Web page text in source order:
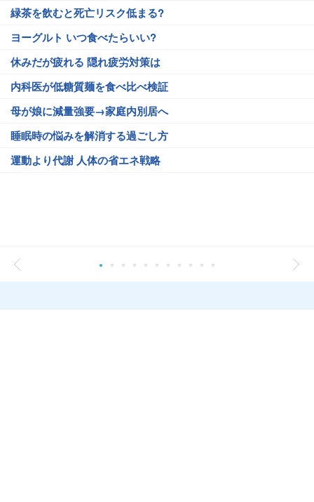
緑茶を飲むと死亡リスク低まる?
ヨーグルト いつ食べたらいい?
休みだが疲れる 隠れ疲労対策は
内科医が低糖質麺を食べ比べ検証
母が娘に減量強要→家庭内別居へ
睡眠時の悩みを解消する過ごし方
運動より代謝 人体の省エネ戦略